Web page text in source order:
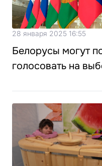
28 января 2025 16:55
Белорусы могут
голосовать на